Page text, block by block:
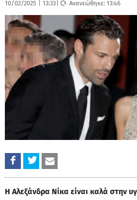
10/02/2025 13:33 Ανανεώθηκε:13:46
Η Αλεξάνδρα Νίκα είναι καλά στην